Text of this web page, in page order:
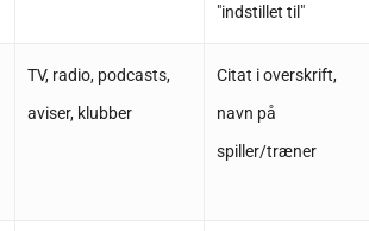
"indstillet til"
TV, radio, podcasts,
aviser, klubber
Citat i overskrift,
navn på
spiller/træner